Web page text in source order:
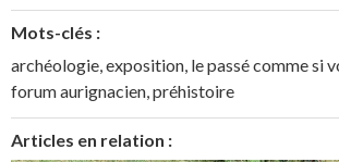
Mots-clés :
archéologie,exposition, le passé comme si
forum aurignacien,préhistoire
Articles en relation :